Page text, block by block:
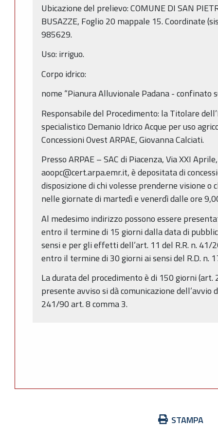
Ubicazione del prelievo: COMUNE DI SAN
BUSAZZE, Foglio 20 mappale 15. Coordinate
985629.
Uso: irriguo.
Corpo idrico:
nome “Pianura Alluvionale Padana - confinato
Responsabile del Procedimento: la Titolare
specialistico Demanio Idrico Acque per uso
Concessioni Ovest ARPAE, Giovanna Calciati.
Presso ARPAE – SAC di Piacenza, Via XXI
aoopc@cert.arpa.emr.it, è depositata di
disposizione di chi volesse prenderne visione
nelle giornate di martedì e venerdì dalle ore
Al medesimo indirizzo possono essere
entro il termine di 15 giorni dalla data di
sensi e per gli effetti dell’art. 11 del R.R. n. 41/
entro il termine di 30 giorni ai sensi del R.D. n.
La durata del procedimento è di 150 giorni (art.
presente avviso si dà comunicazione dell’avvio
241/90 art. 8 comma 3.
STAMPA